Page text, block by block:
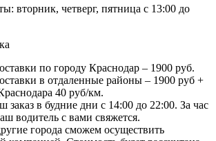
вторник, четверг, пятница с 13:00 до
по городу Краснодар – 1900 руб.
в отдаленные районы – 1900 руб +
40 руб/км.
заказ в будние дни с 14:00 до 22:00. За час
водитель с вами свяжется.
города сможем осуществить